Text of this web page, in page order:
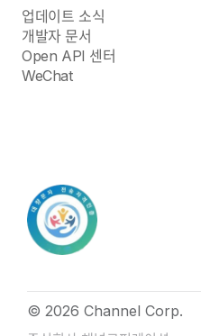
업데이트 소식
개발자 문서
Open API 센터
WeChat
© 2026 Channel Corp.